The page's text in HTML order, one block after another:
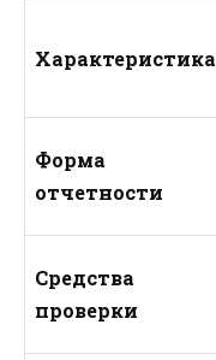
Характеристика
Форма
отчетности
Средства
проверки